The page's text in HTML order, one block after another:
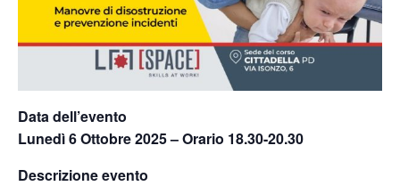
Data dell’evento
Lunedì 6 Ottobre 2025 – Orario 18.30-20.30
Descrizione evento